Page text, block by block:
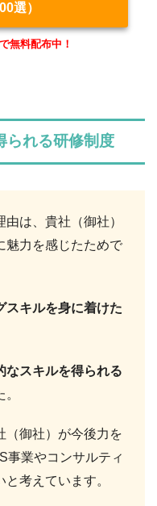
選）
無料配布中！
れる研修制度
は、貴社（御社）
魅力を感じたためで
スキルを身に着けた
なスキルを得られる
（御社）が今後力を
事業やコンサルティ
考えています。